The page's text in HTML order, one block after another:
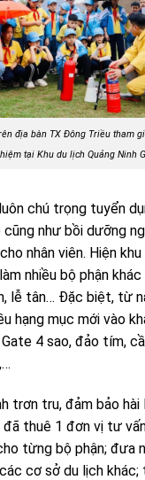
địa bàn TX Đông Triều tham
tại Khu du lịch Quảng Ninh
chú trọng tuyển
như bồi dưỡng
nhân viên. Hiện
nhiều bộ phận
lễ tân… Đặc biệt, từ
hạng mục mới vào
4 sao, đảo tím,
trơn tru, đảm bảo hài
thuê 1 đơn vị tư
từng bộ phận; đưa
cơ sở du lịch